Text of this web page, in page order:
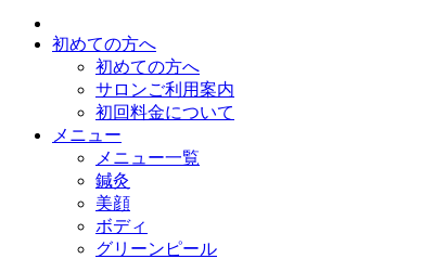
初めての方へ
初めての方へ
サロンご利用案内
初回料金について
メニュー
メニュー一覧
鍼灸
美顔
ボディ
グリーンピール